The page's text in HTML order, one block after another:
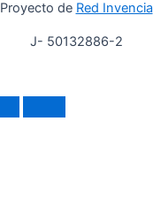
Proyecto de Red Invencia
J- 50132886-2